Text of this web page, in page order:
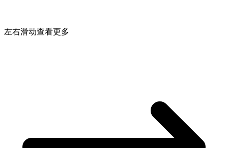
左右滑动查看更多